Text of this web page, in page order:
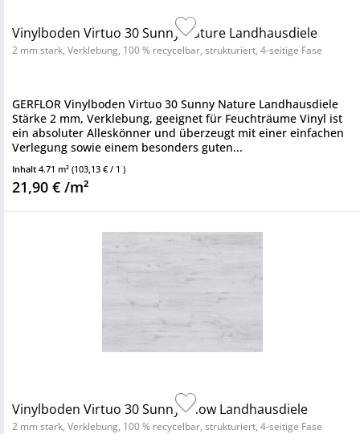
Vinylboden Virtuo 30 Sunny Nature Landhausdiele
2 mm stark, Verklebung, 100 % recycelbar, strukturiert, 4-seitige Fase
GERFLOR Vinylboden Virtuo 30 Sunny Nature Landhausdiele
Stärke 2 mm, Verklebung, geeignet für Feuchträume Vinyl ist
ein absoluter Alleskönner und überzeugt mit einer einfachen
Verlegung sowie einem besonders guten...
Inhalt 4.71 m² (103,13 € / 1 )
21,90 € /m²
Vinylboden Virtuo 30 Sunny Snow Landhausdiele
2 mm stark, Verklebung, 100 % recycelbar, strukturiert, 4-seitige Fase